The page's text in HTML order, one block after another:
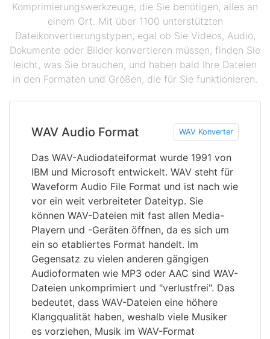
Komprimierungswerkzeuge, die Sie benötigen, alles an
einem Ort. Mit über 1100 unterstützten
Dateikonvertierungstypen, egal ob Sie Videos, Audio,
Dokumente oder Bilder konvertieren müssen, finden Sie
leicht, was Sie brauchen, und haben bald Ihre Dateien
in den Formaten und Größen, die für Sie funktionieren.
WAV Audio Format WAV Konverter
Das WAV-Audiodateiformat wurde 1991 von
IBM und Microsoft entwickelt. WAV steht für
Waveform Audio File Format und ist nach wie
vor ein weit verbreiteter Dateityp. Sie
können WAV-Dateien mit fast allen Media-
Playern und -Geräten öffnen, da es sich um
ein so etabliertes Format handelt. Im
Gegensatz zu vielen anderen gängigen
Audioformaten wie MP3 oder AAC sind WAV-
Dateien unkomprimiert und "verlustfrei". Das
bedeutet, dass WAV-Dateien eine höhere
Klangqualität haben, weshalb viele Musiker
es vorziehen, Musik im WAV-Format